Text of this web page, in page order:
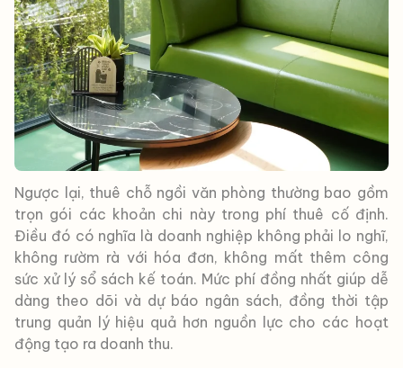
Ngược lại, thuê chỗ ngồi văn phòng thường bao gồm
trọn gói các khoản chi này trong phí thuê cố định.
Điều đó có nghĩa là doanh nghiệp không phải lo nghĩ,
không rườm rà với hóa đơn, không mất thêm công
sức xử lý sổ sách kế toán. Mức phí đồng nhất giúp dễ
dàng theo dõi và dự báo ngân sách, đồng thời tập
trung quản lý hiệu quả hơn nguồn lực cho các hoạt
động tạo ra doanh thu.